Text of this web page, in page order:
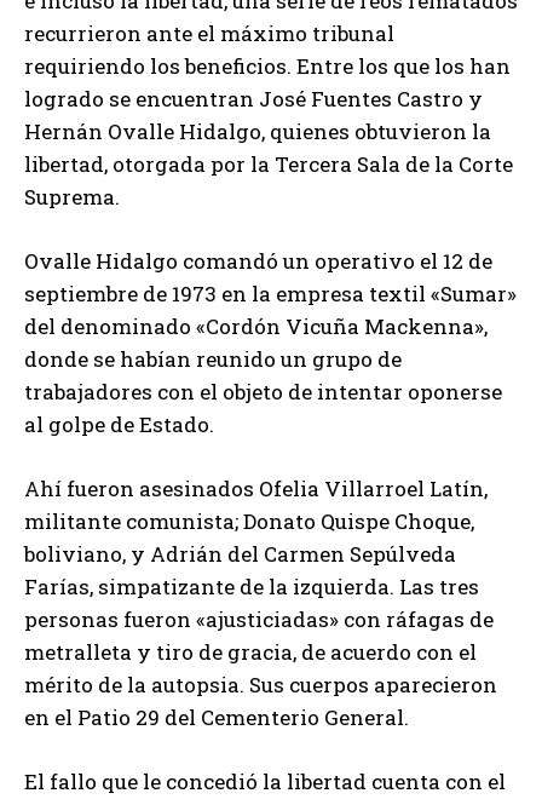
recurrieron ante el máximo tribunal
requiriendo los beneficios. Entre los que los han
logrado se encuentran José Fuentes Castro y
Hernán Ovalle Hidalgo, quienes obtuvieron la
libertad, otorgada por la Tercera Sala de la Corte
Suprema.
Ovalle Hidalgo comandó un operativo el 12 de
septiembre de 1973 en la empresa textil «Sumar»
del denominado «Cordón Vicuña Mackenna»,
donde se habían reunido un grupo de
trabajadores con el objeto de intentar oponerse
al golpe de Estado.
Ahí fueron asesinados Ofelia Villarroel Latín,
militante comunista; Donato Quispe Choque,
boliviano, y Adrián del Carmen Sepúlveda
Farías, simpatizante de la izquierda. Las tres
personas fueron «ajusticiadas» con ráfagas de
metralleta y tiro de gracia, de acuerdo con el
mérito de la autopsia. Sus cuerpos aparecieron
en el Patio 29 del Cementerio General.
El fallo que le concedió la libertad cuenta con el